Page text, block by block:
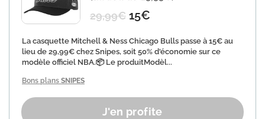
29,99€ 15€
La casquette Mitchell & Ness Chicago Bulls passe à 15€ au
lieu de 29,99€ chez Snipes, soit 50% d'économie sur ce
modèle officiel NBA.📦 Le produitModèl...
Bons plans SNIPES
J'en profite